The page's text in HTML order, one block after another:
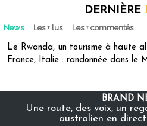
DERNIÈRE
News Les + lus Les + commentés
Le Rwanda, un tourisme à haute
France, Italie : randonnée dans le
BRAND
Une route, des voix, un
australien en